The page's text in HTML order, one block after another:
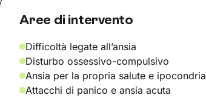
Aree di intervento
Difficoltà legate all’ansia
Disturbo ossessivo-compulsivo
Ansia per la propria salute e ipocondria
Attacchi di panico e ansia acuta